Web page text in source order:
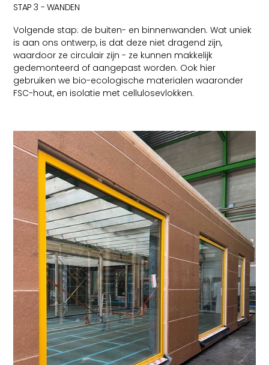
STAP 3 - WANDEN
Volgende stap: de buiten- en binnenwanden. Wat uniek
is aan ons ontwerp, is dat deze niet dragend zijn,
waardoor ze circulair zijn - ze kunnen makkelijk
gedemonteerd of aangepast worden. Ook hier
gebruiken we bio-ecologische materialen waaronder
FSC-hout, en isolatie met cellulosevlokken.